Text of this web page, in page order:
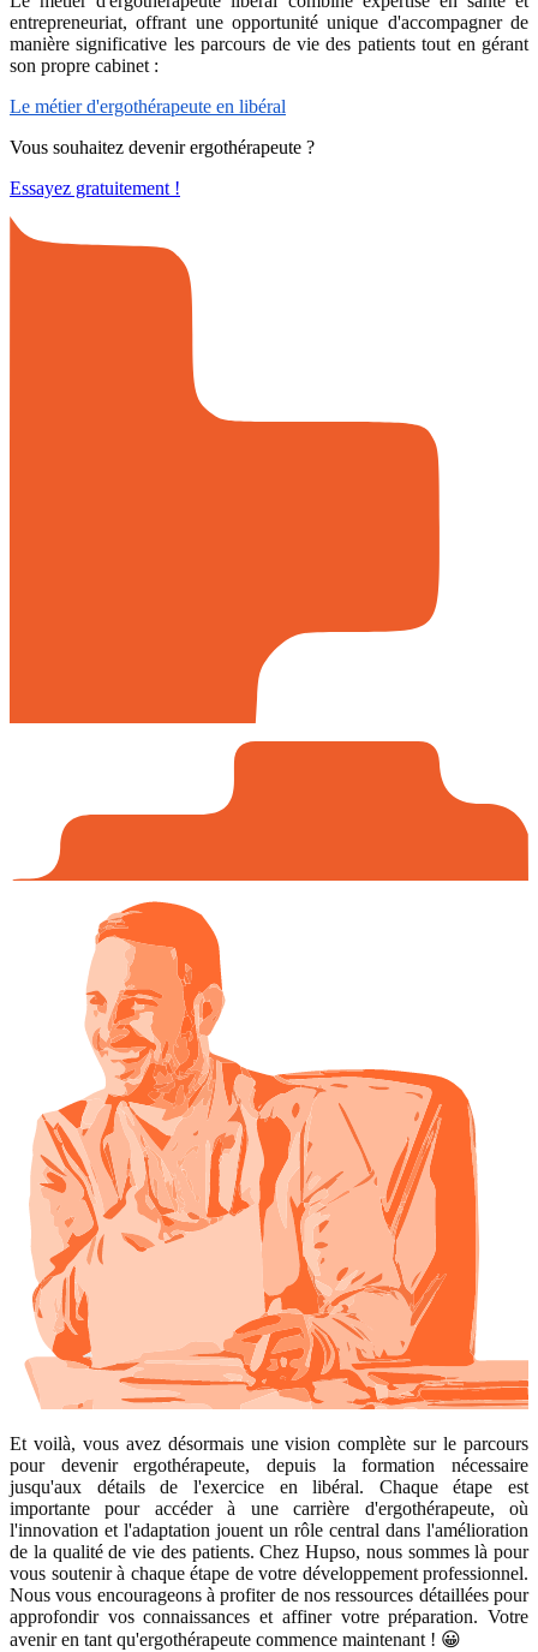
entrepreneuriat, offrant une opportunité unique d'accompagner de
manière significative les parcours de vie des patients tout en gérant
son propre cabinet :
Le métier d'ergothérapeute en libéral
Vous souhaitez devenir ergothérapeute ?
Essayez gratuitement !
Et voilà, vous avez désormais une vision complète sur le parcours
pour devenir ergothérapeute, depuis la formation nécessaire
jusqu'aux détails de l'exercice en libéral. Chaque étape est
importante pour accéder à une carrière d'ergothérapeute, où
l'innovation et l'adaptation jouent un rôle central dans l'amélioration
de la qualité de vie des patients. Chez Hupso, nous sommes là pour
vous soutenir à chaque étape de votre développement professionnel.
Nous vous encourageons à profiter de nos ressources détaillées pour
approfondir vos connaissances et affiner votre préparation. Votre
avenir en tant qu'ergothérapeute commence maintenant ! 😀